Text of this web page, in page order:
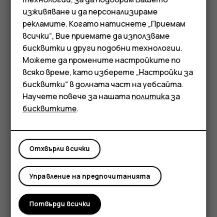
Смартфони
Мобилни телефони
Аксесоари
Таблети
прелиствате, нагоре или надолу по екрана и
вдигнете пръста си. За да спрете превъртането,
докоснете екрана.
Увеличаване или намаляване на мащаба
Поставете 2 пръста върху даден елемент, като
например карта, снимка или уеб страница, и
раздалечете или съберете пръстите си с плъзгане.
изживяване и да персонализираме
рекламите. Когато натиснете „Приемам
всички“, Вие приемате да използваме
бисквитки и други подобни технологии.
Можете да промените настройките по
всяко време, като изберете „Настройки за
бисквитки“ в долната част на уебсайта.
Научете повече за нашатаполитика за
бисквитките.
Отхвърли всички
Управление на предпочитанията
Потвърди всички